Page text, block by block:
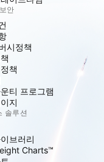
안
시정책
책
티 프로그램
지
솔루션
브러리
Charts™